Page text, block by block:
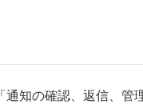
「通知の確認、返信、